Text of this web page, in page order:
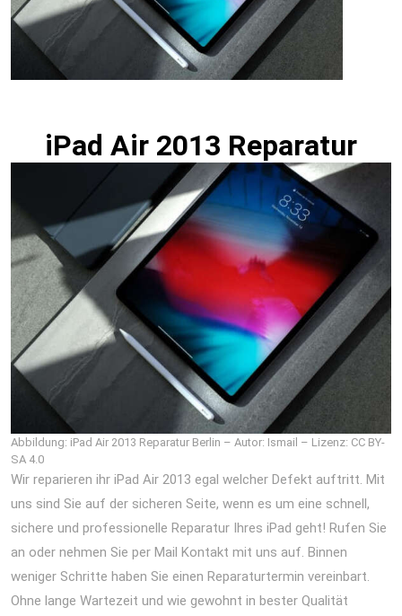
iPad Air 2013 Reparatur
Abbildung: iPad Air 2013 Reparatur Berlin – Autor: Ismail – Lizenz: CC BY-
SA 4.0
Wir reparieren ihr iPad Air 2013 egal welcher Defekt auftritt. Mit
uns sind Sie auf der sicheren Seite, wenn es um eine schnell,
sichere und professionelle Reparatur Ihres iPad geht! Rufen Sie
an oder nehmen Sie per Mail Kontakt mit uns auf. Binnen
weniger Schritte haben Sie einen Reparaturtermin vereinbart.
Ohne lange Wartezeit und wie gewohnt in bester Qualität